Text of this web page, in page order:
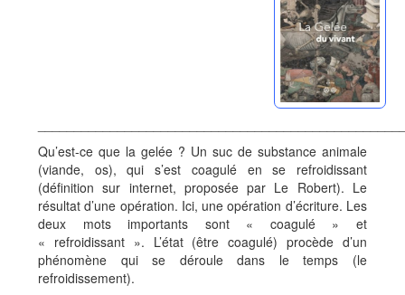
Qu’est-ce que la gelée ? Un suc de substance animale
(viande, os), qui s’est coagulé en se refroidissant
(définition sur internet, proposée par Le Robert). Le
résultat d’une opération. Ici, une opération d’écriture. Les
deux mots importants sont « coagulé » et
« refroidissant ». L’état (être coagulé) procède d’un
phénomène qui se déroule dans le temps (le
refroidissement).